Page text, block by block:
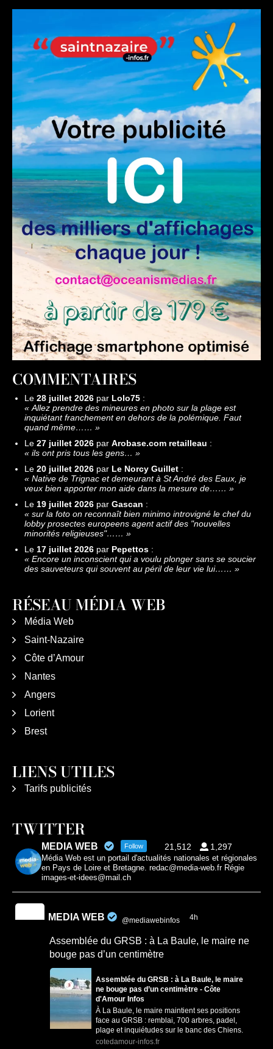
COMMENTAIRES
Le 28 juillet 2026 par Lolo75 :
« Allez prendre des mineures en photo sur la plage est
inquiétant franchement en dehors de la polémique. Faut
quand même…… »
Le 27 juillet 2026 par Arobase.com retailleau :
« ils ont pris tous les gens… »
Le 20 juillet 2026 par Le Norcy Guillet :
« Native de Trignac et demeurant à St André des Eaux, je
veux bien apporter mon aide dans la mesure de…… »
Le 19 juillet 2026 par Gascan :
« sur la foto on reconnaît bien minimo introvigné le chef du
lobby prosectes europeens agent actif des "nouvelles
minorités religieuses"…… »
Le 17 juillet 2026 par Pepettos :
« Encore un inconscient qui a voulu plonger sans se soucier
des sauveteurs qui souvent au péril de leur vie lui…… »
RÉSEAU MÉDIA WEB
Média Web
Saint-Nazaire
Côte d’Amour
Nantes
Angers
Lorient
Brest
LIENS UTILES
Tarifs publicités
TWITTER
MEDIA WEB Follow 21,512 1,297
Média Web est un portail d'actualités nationales et régionales
en Pays de Loire et Bretagne. redac@media-web.fr Régie
images-et-idees@mail.ch
MEDIA WEB @mediawebinfos 4h
Assemblée du GRSB : à La Baule, le maire ne
bouge pas d’un centimètre
Assemblée du GRSB : à La Baule, le maire
ne bouge pas d’un centimètre - Côte
d'Amour Infos
À La Baule, le maire maintient ses positions
face au GRSB : remblai, 700 arbres, padel,
plage et inquiétudes sur le banc des Chiens.
cotedamour-infos.fr